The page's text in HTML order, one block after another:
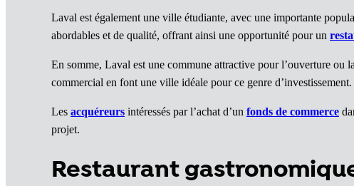
Laval est également une ville étudiante, avec une importante
abordables et de qualité, offrant ainsi une opportunité pour un
En somme, Laval est une commune attractive pour l’ouverture ou
commercial en font une ville idéale pour ce genre d’investissement.
Les acquéreurs intéressés par l’achat d’un fonds de commerce
projet.
Restaurant